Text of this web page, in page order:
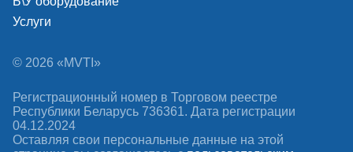
Услуги
© 2026 «MVTI»
Регистрационный номер в Торговом реестре
Республики Беларусь 736361. Дата регистрации
04.12.2024
Оставляя свои персональные данные на этой